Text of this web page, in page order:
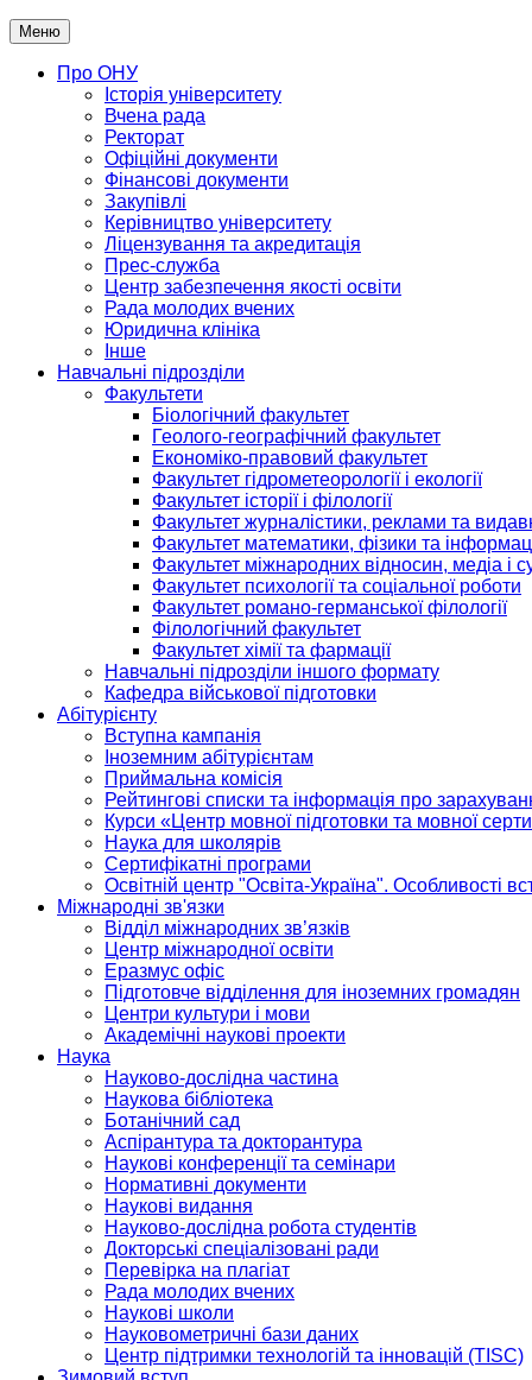
Меню
Про ОНУ
Історія університету
Вчена рада
Ректорат
Офіційні документи
Фінансові документи
Закупівлі
Керівництво університету
Ліцензування та акредитація
Прес-служба
Центр забезпечення якості освіти
Рада молодих вчених
Юридична клініка
Інше
Навчальні підрозділи
Факультети
Біологічний факультет
Геолого-географічний факультет
Економіко-правовий факультет
Факультет гідрометеорології і екології
Факультет історії і філології
Факультет журналістики, реклами та
Факультет математики, фізики та
Факультет міжнародних відносин, медіа і
Факультет психології та соціальної роботи
Факультет романо-германської філології
Філологічний факультет
Факультет хімії та фармації
Навчальні підрозділи іншого формату
Кафедра військової підготовки
Абітурієнту
Вступна кампанія
Іноземним абітурієнтам
Приймальна комісія
Рейтингові списки та інформація про
Курси «Центр мовної підготовки та мовної
Наука для школярів
Сертифікатні програми
Освітній центр "Освіта-Україна". Особливості
Міжнародні зв'язки
Відділ міжнародних зв’язків
Центр міжнародної освіти
Еразмус офіс
Підготовче відділення для іноземних громадян
Центри культури і мови
Академічні наукові проекти
Наука
Науково-дослідна частина
Наукова бібліотека
Ботанічний сад
Аспірантура та докторантура
Наукові конференції та семінари
Нормативні документи
Наукові видання
Науково-дослідна робота студентів
Докторські спеціалізовані ради
Перевірка на плагіат
Рада молодих вчених
Наукові школи
Науковометричні бази даних
Центр підтримки технологій та інновацій (TISC)